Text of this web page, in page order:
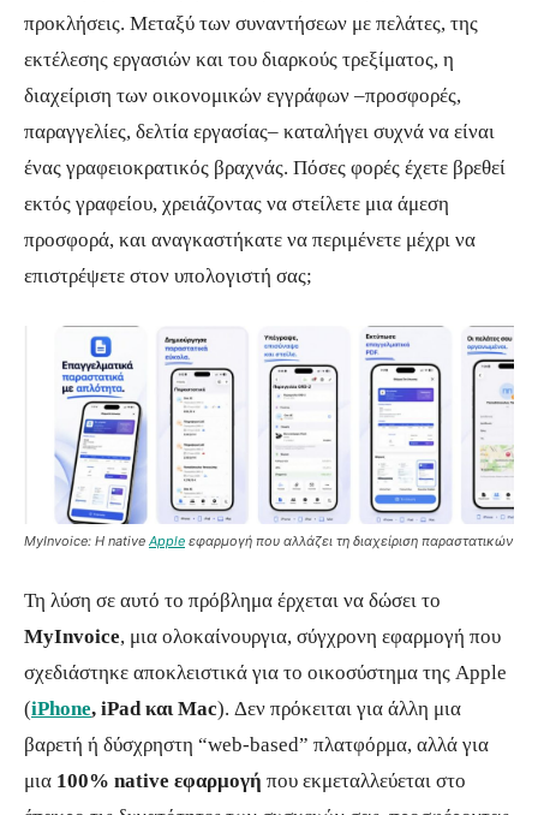
προκλήσεις. Μεταξύ των συναντήσεων με πελάτες, της
εκτέλεσης εργασιών και του διαρκούς τρεξίματος, η
διαχείριση των οικονομικών εγγράφων –προσφορές,
παραγγελίες, δελτία εργασίας– καταλήγει συχνά να είναι
ένας γραφειοκρατικός βραχνάς. Πόσες φορές έχετε βρεθεί
εκτός γραφείου, χρειάζοντας να στείλετε μια άμεση
προσφορά, και αναγκαστήκατε να περιμένετε μέχρι να
επιστρέψετε στον υπολογιστή σας;
MyInvoice: Η native Apple εφαρμογή που αλλάζει τη διαχείριση παραστατικών
Τη λύση σε αυτό το πρόβλημα έρχεται να δώσει το
MyInvoice, μια ολοκαίνουργια, σύγχρονη εφαρμογή που
σχεδιάστηκε αποκλειστικά για το οικοσύστημα της Apple
(iPhone, iPad και Mac). Δεν πρόκειται για άλλη μια
βαρετή ή δύσχρηστη “web-based” πλατφόρμα, αλλά για
μια 100% native εφαρμογή που εκμεταλλεύεται στο